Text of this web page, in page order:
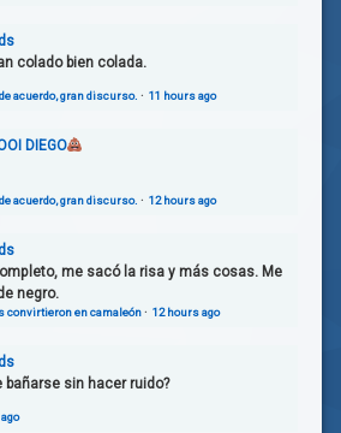
colado bien colada.
acuerdo, gran discurso. · 11 hours ago
DIEGO
acuerdo, gran discurso. · 12 hours ago
me sacó la risa y más cosas. Me
negro.
convirtieron en camaleón· 12 hours ago
bañarse sin hacer ruido?